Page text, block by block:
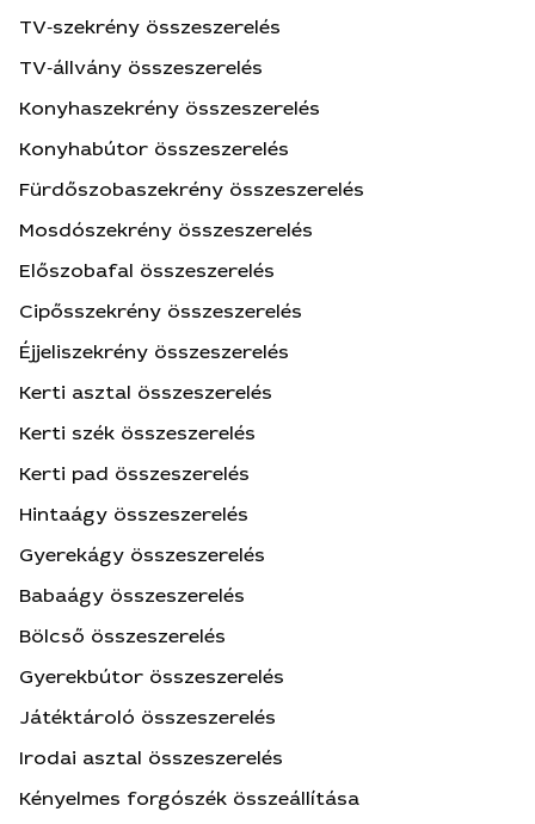
TV‑szekrény összeszerelés
TV‑állvány összeszerelés
Konyhaszekrény összeszerelés
Konyhabútor összeszerelés
Fürdőszobaszekrény összeszerelés
Mosdószekrény összeszerelés
Előszobafal összeszerelés
Cipősszekrény összeszerelés
Éjjeliszekrény összeszerelés
Kerti asztal összeszerelés
Kerti szék összeszerelés
Kerti pad összeszerelés
Hintaágy összeszerelés
Gyerekágy összeszerelés
Babaágy összeszerelés
Bölcső összeszerelés
Gyerekbútor összeszerelés
Játéktároló összeszerelés
Irodai asztal összeszerelés
Kényelmes forgószék összeállítása